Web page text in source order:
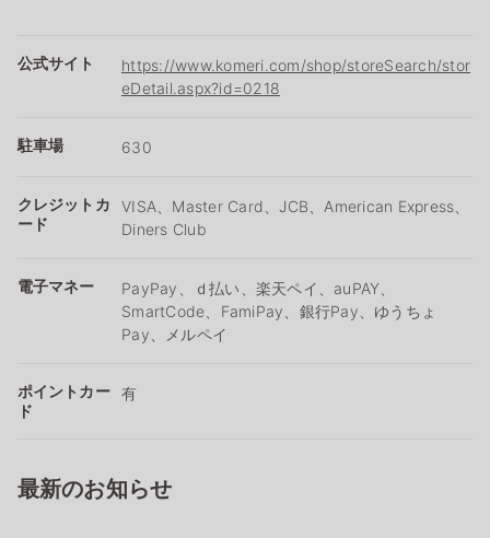
公式サイト
https://www.komeri.com/shop/storeSearch/stor
eDetail.aspx?id=0218
駐車場 630
クレジットカ
ード
VISA、Master Card、JCB、American Express、
Diners Club
電子マネー
PayPay、ｄ払い、楽天ペイ、auPAY、
SmartCode、FamiPay、銀行Pay、ゆうちょ
Pay、メルペイ
ポイントカー
ド
有
最新のお知らせ